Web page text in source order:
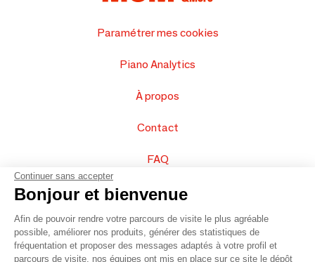
Paramétrer mes cookies
Piano Analytics
À propos
Contact
FAQ
Vendez vos produits
Plan du site
Continuer sans accepter
Bonjour et bienvenue
Afin de pouvoir rendre votre parcours de visite le plus agréable
possible, améliorer nos produits, générer des statistiques de
fréquentation et proposer des messages adaptés à votre profil et
parcours de visite, nos équipes ont mis en place sur ce site le dépôt